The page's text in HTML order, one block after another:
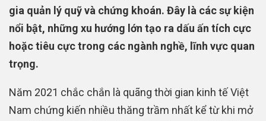
gia quản lý quỹ và chứng khoán. Đây là các sự kiện
nổi bật, những xu hướng lớn tạo ra dấu ấn tích cực
hoặc tiêu cực trong các ngành nghề, lĩnh vực quan
trọng.
Năm 2021 chắc chắn là quãng thời gian kinh tế Việt
Nam chứng kiến nhiều thăng trầm nhất kể từ khi mở